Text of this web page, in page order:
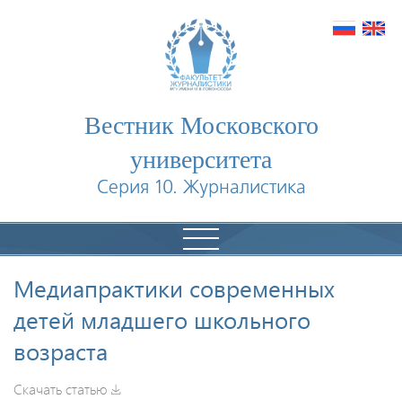
Вестник Московского
университета
Серия 10. Журналистика
Медиапрактики современных
детей младшего школьного
возраста
Скачать статью